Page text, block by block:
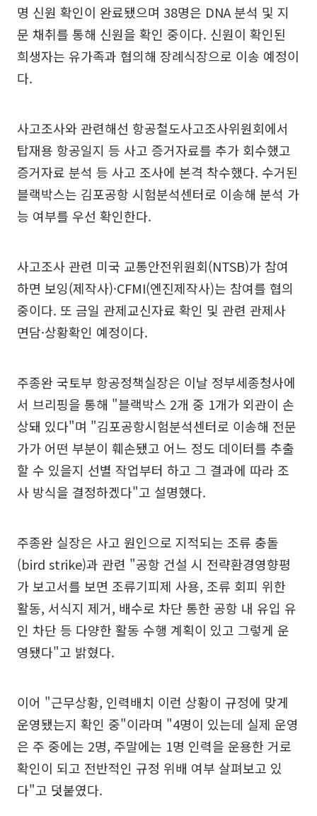
명 신원 확인이 완료됐으며 38명은 DNA 분석 및 지
문 채취를 통해 신원을 확인 중이다. 신원이 확인된
희생자는 유가족과 협의해 장례식장으로 이송 예정이
다.
사고조사와 관련해선 항공철도사고조사위원회에서
탑재용 항공일지 등 사고 증거자료를 추가 회수했고
증거자료 분석 등 사고 조사에 본격 착수했다. 수거된
블랙박스는 김포공항 시험분석센터로 이송해 분석 가
능 여부를 우선 확인한다.
사고조사 관련 미국 교통안전위원회(NTSB)가 참여
하면 보잉(제작사)·CFMI(엔진제작사)는 참여를 협의
중이다. 또 금일 관제교신자료 확인 및 관련 관제사
면담·상황확인 예정이다.
주종완 국토부 항공정책실장은 이날 정부세종청사에
서 브리핑을 통해 "블랙박스 2개 중 1개가 외관이 손
상돼 있다"며 "김포공항시험분석센터로 이송해 전문
가가 어떤 부분이 훼손됐고 어느 정도 데이터를 추출
할 수 있을지 선별 작업부터 하고 그 결과에 따라 조
사 방식을 결정하겠다"고 설명했다.
주종완 실장은 사고 원인으로 지적되는 조류 충돌
(bird strike)과 관련 "공항 건설 시 전략환경영향평
가 보고서를 보면 조류기피제 사용, 조류 회피 위한
활동, 서식지 제거, 배수로 차단 통한 공항 내 유입 유
인 차단 등 다양한 활동 수행 계획이 있고 그렇게 운
영됐다"고 밝혔다.
이어 "근무상황, 인력배치 이런 상황이 규정에 맞게
운영됐는지 확인 중"이라며 "4명이 있는데 실제 운영
은 주 중에는 2명, 주말에는 1명 인력을 운용한 거로
확인이 되고 전반적인 규정 위배 여부 살펴보고 있
다"고 덧붙였다.